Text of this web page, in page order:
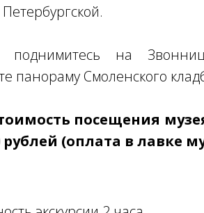
на
панораму Смоленского
посещения
рублей (оплата в лавке